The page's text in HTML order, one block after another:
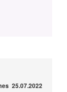
25.07.2022